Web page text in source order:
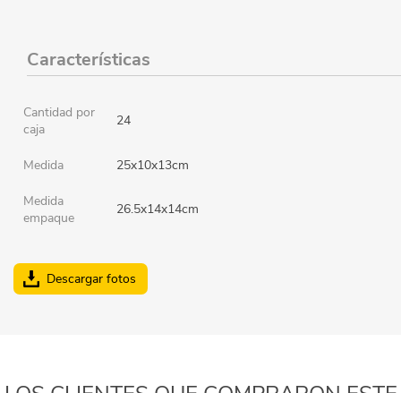
Características
Cantidad por
caja
24
Medida 25x10x13cm
Medida
empaque
26.5x14x14cm
Descargar fotos